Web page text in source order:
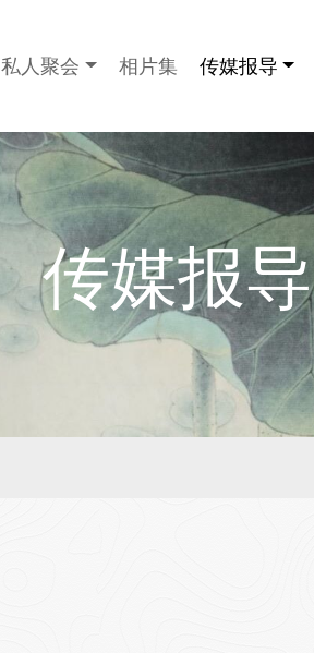
私人聚会 相片集 传媒报导
传媒报导